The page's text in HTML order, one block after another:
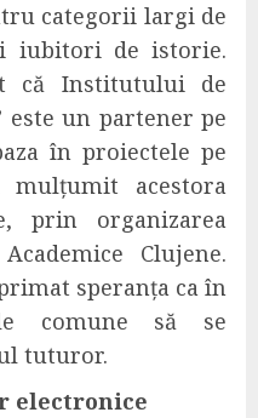
categorii largi de
iubitori de istorie.
că Institutului de
este un partener pe
în proiectele pe
acestora
prin organizarea
Academice Clujene.
speranța ca în
comune să se
tuturor.
electronice